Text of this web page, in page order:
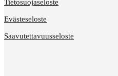
Tietosuojaseloste
Evästeseloste
Saavutettavuusseloste